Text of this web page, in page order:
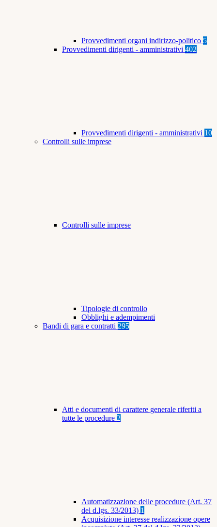
Provvedimenti organi indirizzo-politico 5
Provvedimenti dirigenti - amministrativi 402
Provvedimenti dirigenti - amministrativi 10
Controlli sulle imprese
Controlli sulle imprese
Tipologie di controllo
Obblighi e adempimenti
Bandi di gara e contratti 295
Atti e documenti di carattere generale riferiti a
tutte le procedure 2
Automatizzazione delle procedure (Art. 37
del d.lgs. 33/2013) 1
Acquisizione interesse realizzazione opere